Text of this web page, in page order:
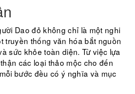
Dao đỏ không chỉ là một nghi
truyền thống văn hóa bắt nguồn
sức khỏe toàn diện. Từ việc lựa
các loại thảo mộc cho đến
bước đều có ý nghĩa và mục